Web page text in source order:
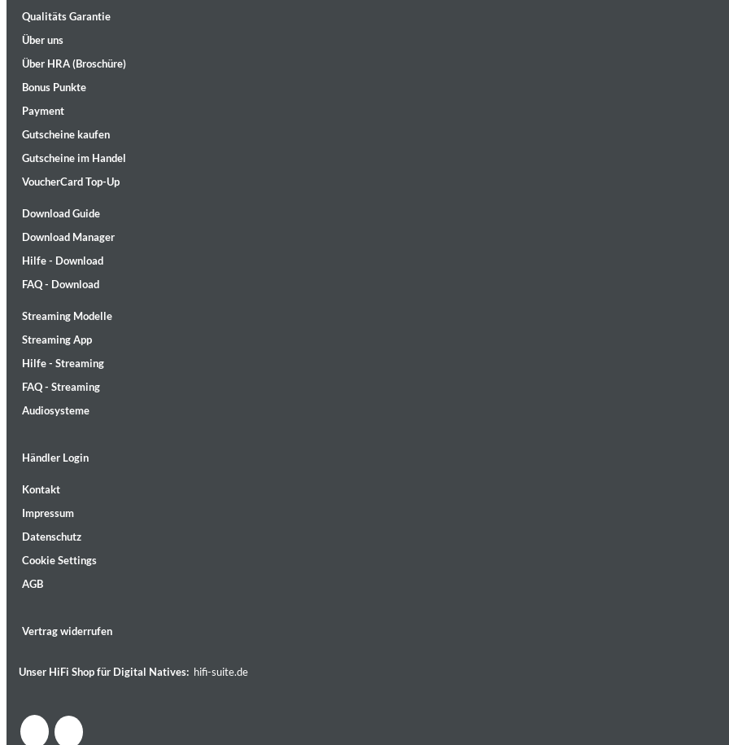
II Reworked
Kiasmos
Bruce Liu
Genre:Classical
Qualitäts Garantie
Über uns
Über HRA (Broschüre)
Bonus Punkte
Payment
Gutscheine kaufen
Gutscheine im Handel
VoucherCard Top-Up
Download Guide
Download Manager
Hilfe - Download
FAQ - Download
Streaming Modelle
Streaming App
Hilfe - Streaming
FAQ - Streaming
Audiosysteme
Händler Login
Kontakt
Impressum
Datenschutz
Cookie Settings
AGB
Vertrag widerrufen
Unser HiFi Shop für Digital Natives: hifi-suite.de